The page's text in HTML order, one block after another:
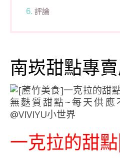
評論
南崁甜點專
一克拉的甜